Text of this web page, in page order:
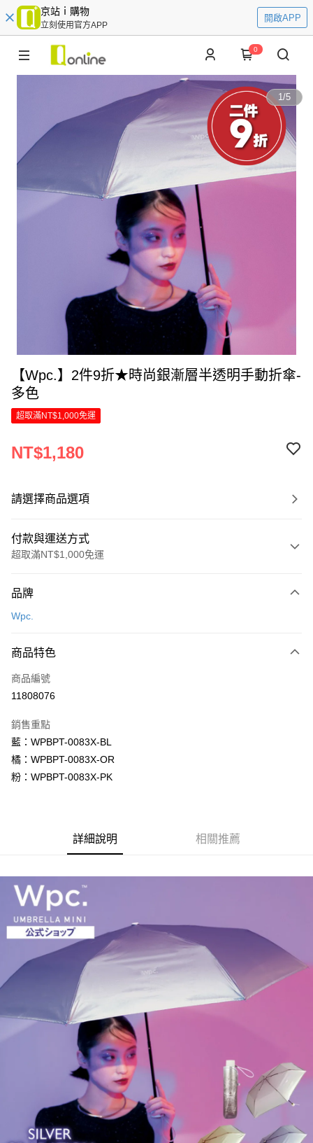
京站ｉ購物
立刻使用官方APP
開啟APP
0
1/5
【Wpc.】2件9折★時尚銀漸層半透明手動折傘-
多色
超取滿NT$1,000免運
NT$1,180
請選擇商品選項
付款與運送方式
超取滿NT$1,000免運
信用卡一次付款
Apple Pay
街口支付
Google Pay
全盈+PAY
大哥付你分期
2.付款方式選擇「大哥付你分期」，訂單成立後會自動跳轉到大哥付的交易
流程，驗證手機門號後，選擇欲分期的期數、繳款截止日，確認付款後即完
3.實際核准額度、可分期數及費用金額請依後續交易確認頁面所載為準。
4.訂單成立30分鐘內，如未前往確認交易或遇審核未通過，訂單將自動取
消。如遇「轉專審核」未通過狀況，表示未達大哥付你分期系統評分，恕無
法說明評估內容。
【繳款方式說明】
1.分期款項不併入電信帳單，「大哥付你分期」於每月結算日後寄送繳費提
醒簡訊。
2.透過簡訊連結打開帳單後，可選擇「超商條碼／台灣大直營門市／銀行轉
帳／街口支付／iPASS MONEY」等通路繳費。
1.本服務係由「台灣大哥大股份有限公司」（以下簡稱本公司）所提供，讓
用戶於交易時，得透過本服務購買商品或服務，並由商店將買賣／分期付款
買賣價金債權讓與本公司後，依約使用本公司帳單繳交帳款。
2.基於同意付款使用「大哥付你分期」之契約關係目的，商店將以您的個人
資料（包含姓名、電話或地址）提供予台灣大哥大進項蒐集、處理及利用，
由本公司與您本人進行分期帳單所需資料之確認、核對及更正。
3.完整用戶服務條款，請詳閱以下連結： https://oppay.tw/userRule
便利好安心！
１．簡單：不需註冊會員、不需綁卡、不需儲值。
２．便利：只要手機號碼，簡訊認證，即可結帳。
３．安心：先確認商品／服務後，再付款。
【「AFTEE先享後付」結帳流程】
１．於結帳方式選擇「AFTEE先享後付」後，將跳轉至「AFTEE先享後付」
結帳頁面，進行簡訊認證並確認金額後，即可完成結帳。
２．訂單成立數日內，您將收到繳費通知簡訊。
３．收到繳費通知簡訊後14天內，點擊此簡訊中的連結，可透過四大超商／
ATM／網路銀行／等多元方式進行付款，方視為交易完成。
※ 請注意：結帳手續完成當下不需立刻繳費，但若您需要取消訂單，請聯絡
購買商品的店家。未經商家同意取消之訂單仍視為有效，需透過AFTEE先享
後付繳納相關費用。
※ 交易是否成功請以「AFTEE先享後付 」之結帳頁面顯示為準，若有關於
是否繳費成功／繳費後需取消欲退款等相關疑問，請聯繫「AFTEE先享後付
https://netprotections.freshdesk.com/support/home
【注意事項】
１．透過由恩沛科技股份有限公司提供之「AFTEE先享後付」服務完成之交
易，需依本服務之必要範圍內提供個人資料，並將交易相關給付款項請求債
運送方式
付款後全家取貨
每筆NT$70，滿NT$1,000(含以上)免運費
付款後7-11取貨
每筆NT$70，滿NT$1,000(含以上)免運費
宅配
每筆NT$100，滿NT$1,200(含以上)免運費
京站台北店客服中心(1F星巴克旁) 即日起不提供京站紙袋，取件時
請自備購物袋，若需購買紙袋可現場詢問
品牌
Wpc.
商品特色
商品編號
11808076
銷售重點
藍：WPBPT-0083X-BL
橘：WPBPT-0083X-OR
粉：WPBPT-0083X-PK
詳細說明 相關推薦